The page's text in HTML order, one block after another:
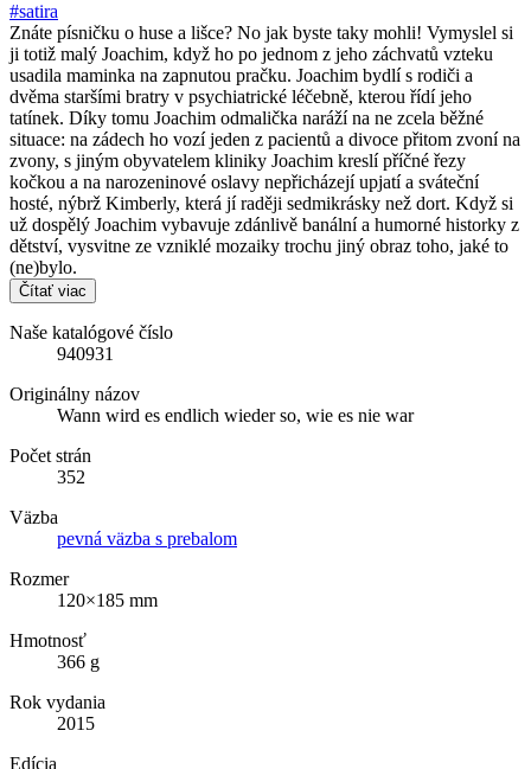
#satira
Znáte písničku o huse a lišce? No jak byste taky mohli! Vymyslel si
ji totiž malý Joachim, když ho po jednom z jeho záchvatů vzteku
usadila maminka na zapnutou pračku. Joachim bydlí s rodiči a
dvěma staršími bratry v psychiatrické léčebně, kterou řídí jeho
tatínek. Díky tomu Joachim odmalička naráží na ne zcela běžné
situace: na zádech ho vozí jeden z pacientů a divoce přitom zvoní na
zvony, s jiným obyvatelem kliniky Joachim kreslí příčné řezy
kočkou a na narozeninové oslavy nepřicházejí upjatí a sváteční
hosté, nýbrž Kimberly, která jí raději sedmikrásky než dort. Když si
už dospělý Joachim vybavuje zdánlivě banální a humorné historky z
dětství, vysvitne ze vzniklé mozaiky trochu jiný obraz toho, jaké to
(ne)bylo.
Čítať viac
Naše katalógové číslo
940931
Originálny názov
Wann wird es endlich wieder so, wie es nie war
Počet strán
352
Väzba
pevná väzba s prebalom
Rozmer
120×185 mm
Hmotnosť
366 g
Rok vydania
2015
Edícia